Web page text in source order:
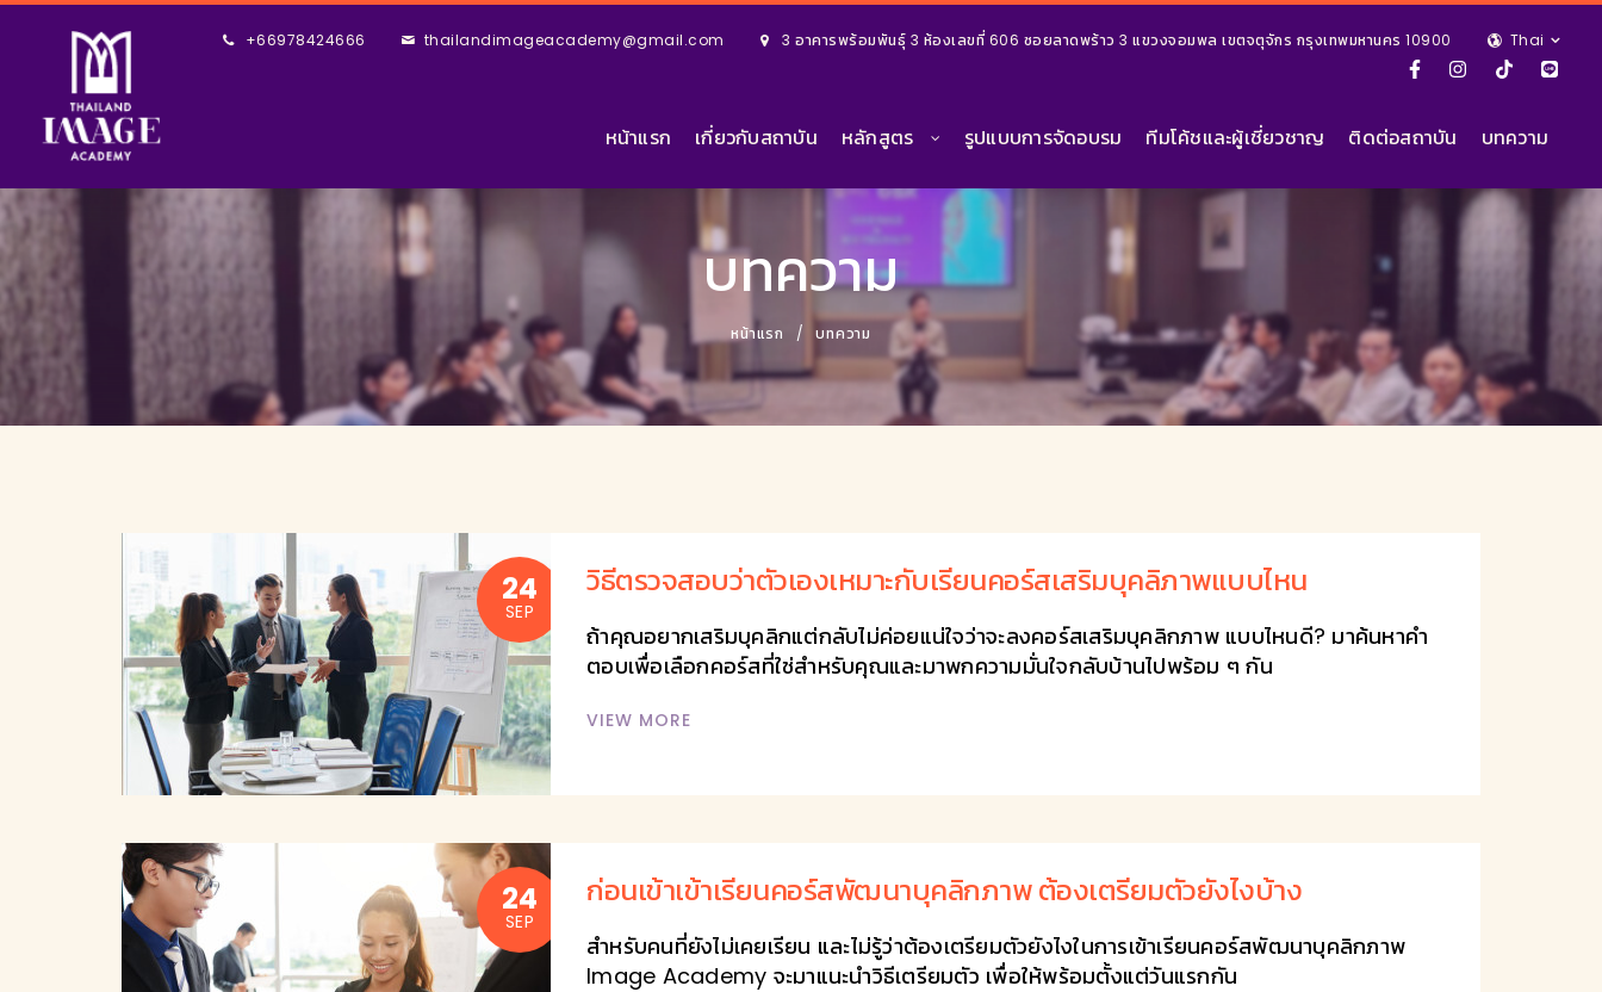
+66978424666 thailandimageacademy@gmail.com 3 อาคารพร้อมพันธุ์ 3 ห้องเลขที่ 606 ซอยลาดพร้าว 3 แขวงจอมพล เขตจตุจักร กรุงเทพมหานคร 10900 Thai
หน้าแรก เกี่ยวกับสถาบัน หลักสูตร รูปแบบการจัดอบรม ทีมโค้ชและผู้เชี่ยวชาญ ติดต่อสถาบัน บทความ
บทความ
หน้าแรก บทความ
24
SEP
วิธีตรวจสอบว่าตัวเองเหมาะกับเรียนคอร์สเสริมบุคลิภาพแบบไหน
ถ้าคุณอยากเสริมบุคลิกแต่กลับไม่ค่อยแน่ใจว่าจะลงคอร์สเสริมบุคลิกภาพ แบบไหนดี? มาค้นหาคำ
ตอบเพื่อเลือกคอร์สที่ใช่สำหรับคุณและมาพกความมั่นใจกลับบ้านไปพร้อม ๆ กัน
VIEW MORE
24
SEP
ก่อนเข้าเข้าเรียนคอร์สพัฒนาบุคลิกภาพ ต้องเตรียมตัวยังไงบ้าง
สำหรับคนที่ยังไม่เคยเรียน และไม่รู้ว่าต้องเตรียมตัวยังไงในการเข้าเรียนคอร์สพัฒนาบุคลิกภาพ
Image Academy จะมาแนะนำวิธีเตรียมตัว เพื่อให้พร้อมตั้งแต่วันแรกกัน